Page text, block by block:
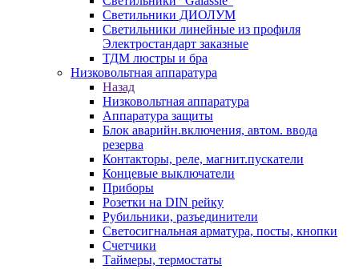
Светильники ДИОЛУМ
Светильники линейные из профиля
Электростандарт заказные
ТДМ люстры и бра
Низковольтная аппаратура
Назад
Низковольтная аппаратура
Аппаратура защиты
Блок аварийн.включения, автом. ввода
резерва
Контакторы, реле, магнит.пускатели
Концевые выключатели
Приборы
Розетки на DIN рейку
Рубильники, разъединители
Светосигнальная арматура, посты, кнопки
Счетчики
Таймеры, термостаты